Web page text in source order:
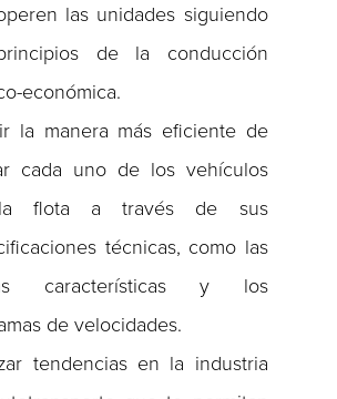
las unidades siguiendo
de la conducción
económica.
la manera más eficiente de
cada uno de los vehículos
flota a través de sus
técnicas, como las
características y los
de velocidades.
tendencias en la industria